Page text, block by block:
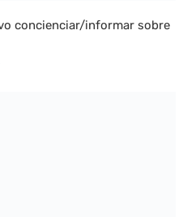
concienciar/informar sobre